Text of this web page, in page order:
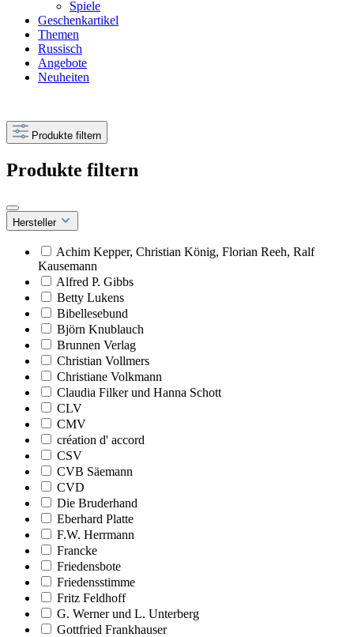
Spiele
Geschenkartikel
Themen
Russisch
Angebote
Neuheiten
Produkte filtern
Produkte filtern
Hersteller
Achim Kepper, Christian König, Florian Reeh, Ralf
Kausemann
Alfred P. Gibbs
Betty Lukens
Bibellesebund
Björn Knublauch
Brunnen Verlag
Christian Vollmers
Christiane Volkmann
Claudia Filker und Hanna Schott
CLV
CMV
création d' accord
CSV
CVB Säemann
CVD
Die Bruderhand
Eberhard Platte
F.W. Herrmann
Francke
Friedensbote
Friedensstimme
Fritz Feldhoff
G. Werner und L. Unterberg
Gottfried Frankhauser